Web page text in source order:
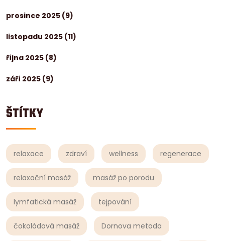
prosince 2025 (9)
listopadu 2025 (11)
října 2025 (8)
září 2025 (9)
ŠTÍTKY
relaxace zdraví wellness regenerace
relaxační masáž masáž po porodu
lymfatická masáž tejpování
čokoládová masáž Dornova metoda